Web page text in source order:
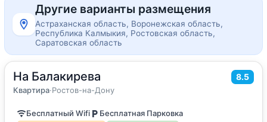
Другие варианты размещения
Астраханская область, Воронежская область,
Республика Калмыкия, Ростовская область,
Саратовская область
На Балакирева 8.5
Квартира·Ростов-на-Дону
55 м2 ·до 5 гостей
Квартира
Бесплатный Wifi Бесплатная Парковка